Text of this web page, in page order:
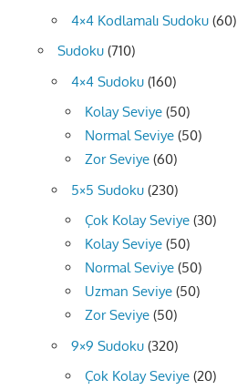
4×4 Kodlamalı Sudoku (60)
Sudoku (710)
4×4 Sudoku (160)
Kolay Seviye (50)
Normal Seviye (50)
Zor Seviye (60)
5×5 Sudoku (230)
Çok Kolay Seviye (30)
Kolay Seviye (50)
Normal Seviye (50)
Uzman Seviye (50)
Zor Seviye (50)
9×9 Sudoku (320)
Çok Kolay Seviye (20)